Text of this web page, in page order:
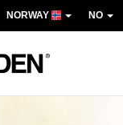
NORWAY NO